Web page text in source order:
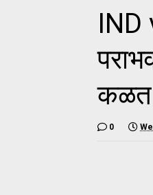
IND
कळत
0